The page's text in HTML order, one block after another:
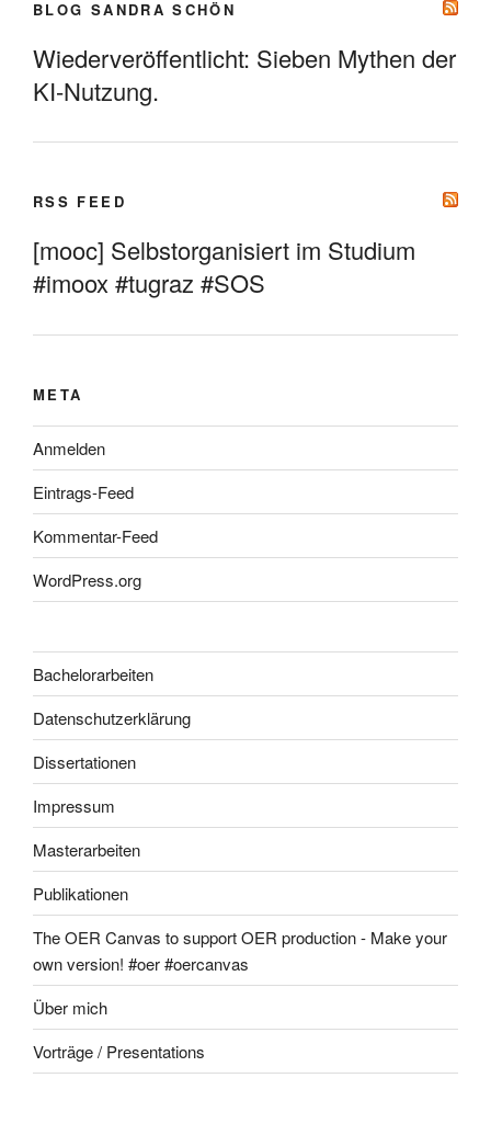
BLOG SANDRA SCHÖN
Wiederveröffentlicht: Sieben Mythen der
KI-Nutzung.
RSS FEED
[mooc] Selbstorganisiert im Studium
#imoox #tugraz #SOS
META
Anmelden
Eintrags-Feed
Kommentar-Feed
WordPress.org
Bachelorarbeiten
Datenschutzerklärung
Dissertationen
Impressum
Masterarbeiten
Publikationen
The OER Canvas to support OER production - Make your
own version! #oer #oercanvas
Über mich
Vorträge / Presentations